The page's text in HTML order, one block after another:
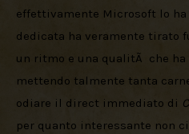
effettivamente Microsoft lo
dedicata ha veramente tirato
un ritmo e una qualitÃ  che
mettendo talmente tanta
odiare il direct immediato di
per quanto interessante non